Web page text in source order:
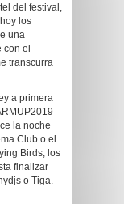
del festival,
los
una
el
transcurra
a primera
la noche
Club o el
Birds, los
finalizar
o Tiga.